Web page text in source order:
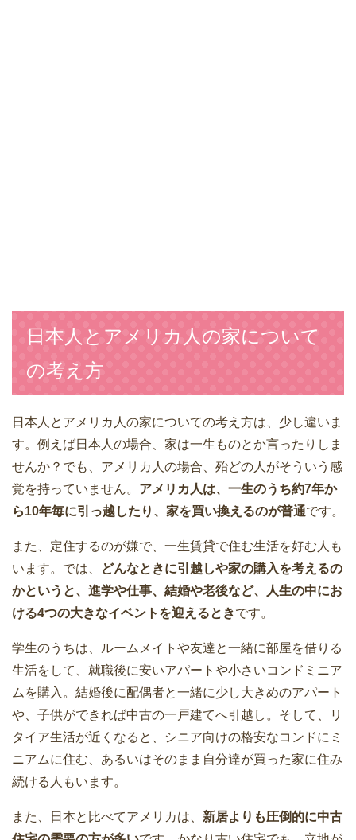
日本人とアメリカ人の家について
の考え方
日本人とアメリカ人の家についての考え方は、少し違いま
す。例えば日本人の場合、家は一生ものとか言ったりしま
せんか？でも、アメリカ人の場合、殆どの人がそういう感
覚を持っていません。 アメリカ人は、一生のうち約7年か
ら10年毎に引っ越したり、家を買い換えるのが普通です。
また、定住するのが嫌で、一生賃貸で住む生活を好む人も
います。では、
どんなときに引越しや家の購入を考えるの
かというと、進学や仕事、結婚や老後など、人生の中にお
ける4つの大きなイベントを迎えるときです。
学生のうちは、ルームメイトや友達と一緒に部屋を借りる
生活をして、就職後に安いアパートや小さいコンドミニア
ムを購入。結婚後に配偶者と一緒に少し大きめのアパート
や、子供ができれば中古の一戸建てへ引越し。そして、リ
タイア生活が近くなると、シニア向けの格安なコンドにミ
ニアムに住む、あるいはそのまま自分達が買った家に住み
続ける人もいます。
また、日本と比べてアメリカは、 新居よりも圧倒的に中古